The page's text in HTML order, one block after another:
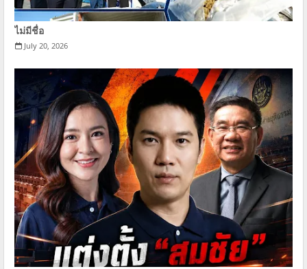
ไม่มีชื่อ
July 20, 2026